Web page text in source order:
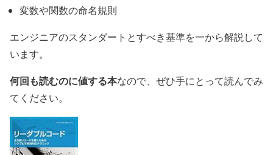
変数や関数の命名規則
エンジニアのスタンダートとすべき基準を一から解説して
います。
何回も読むのに値する本なので、ぜひ手にとって読んでみ
てください。